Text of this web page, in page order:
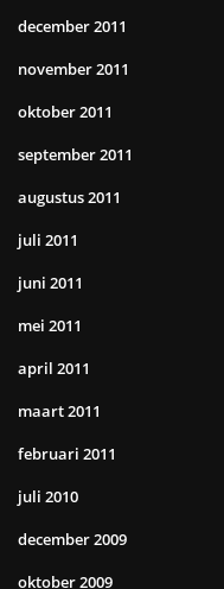
december 2011
november 2011
oktober 2011
september 2011
augustus 2011
juli 2011
juni 2011
mei 2011
april 2011
maart 2011
februari 2011
juli 2010
december 2009
oktober 2009